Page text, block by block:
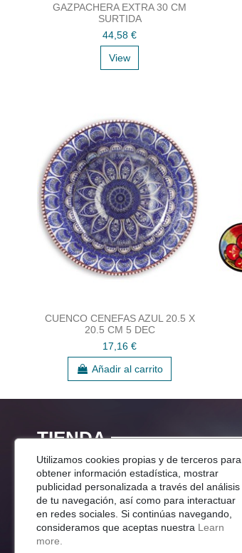
GAZPACHERA EXTRA 30 CM
SURTIDA
44,58 €
View
CUENCO CENEFAS AZUL 20.5 X
20.5 CM 5 DEC
17,16 €
Añadir al carrito
TIENDA
Menaje Mesa
Para Tu Cocina
Decoracion
Jardín
Utilizamos cookies propias y de terceros para
obtener información estadística, mostrar
publicidad personalizada a través del análisis
de tu navegación, así como para interactuar
en redes sociales. Si continúas navegando,
consideramos que aceptas nuestra Learn
more.